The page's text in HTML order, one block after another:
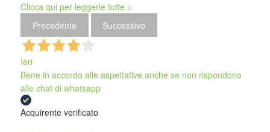
Clicca qui per leggerle tutte >
Precedente
Successivo
Ieri
Bene in accordo alle aspettative anche se non rispondono
alle chat di whatsapp
Acquirente verificato